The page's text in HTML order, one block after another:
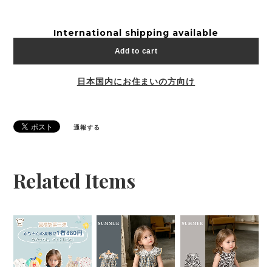
International shipping available
Add to cart
日本国内にお住まいの方向け
通報する
Related Items